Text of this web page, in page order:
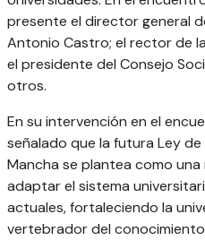
presente el director general
Antonio Castro; el rector de
el presidente del Consejo
otros.
En su intervención en el
señalado que la futura Ley
Mancha se plantea como
adaptar el sistema
actuales, fortaleciendo la
vertebrador del